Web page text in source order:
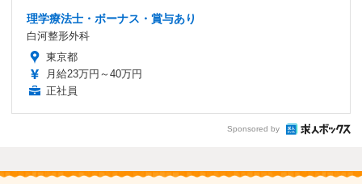
理学療法士・ボーナス・賞与あり
白河整形外科
東京都
月給23万円～40万円
正社員
Sponsored by